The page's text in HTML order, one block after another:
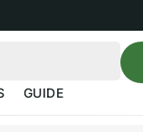
GUIDE